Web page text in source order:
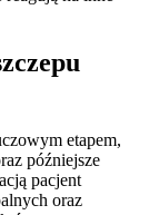
etapem,
późniejsze
pacjent
oraz